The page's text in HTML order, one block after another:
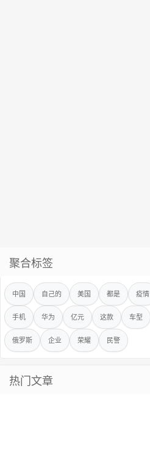
聚合标签
中国 自己的 美国 都是 疫情
手机 华为 亿元 这款 车型
俄罗斯 企业 荣耀 民警
热门文章